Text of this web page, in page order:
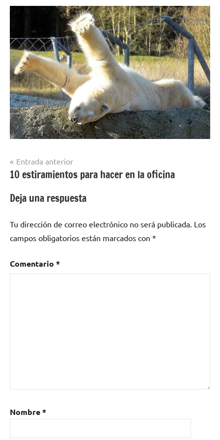
Navegación
de
entradas
Entrada anterior
10 estiramientos para hacer en la oficina
Deja una respuesta
Tu dirección de correo electrónico no será publicada. Los
campos obligatorios están marcados con *
Comentario *
Nombre*